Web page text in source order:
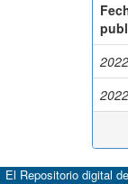
2022
2022
El Repositorio digital